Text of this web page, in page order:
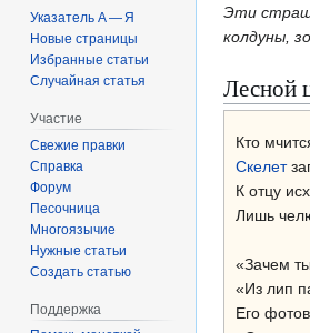
Перейти
к
Перейти
к
Эти
колдуны,
Лесной
Кто
Скелет
К отцу
Лишь
«Зачем
«Из лип
Его
Указатель А — Я
Новые страницы
Избранные статьи
Случайная статья
Участие
Свежие правки
Справка
Форум
Песочница
Многоязычие
Нужные статьи
Создать статью
Поддержка